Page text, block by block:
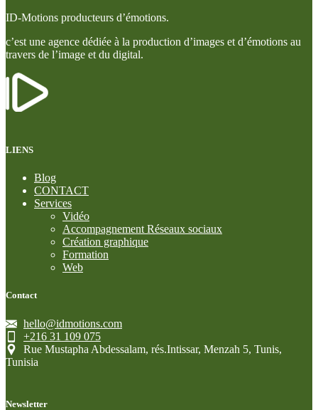
ID-Motions producteurs d’émotions.
c’est une agence dédiée à la production d’images et d’émotions au
travers de l’image et du digital.
LIENS
Blog
CONTACT
Services
Vidéo
Accompagnement Réseaux sociaux
Création graphique
Formation
Web
Contact
hello@idmotions.com
+216 31 109 075
Rue Mustapha Abdessalam, rés.Intissar, Menzah 5, Tunis,
Tunisia
Newsletter